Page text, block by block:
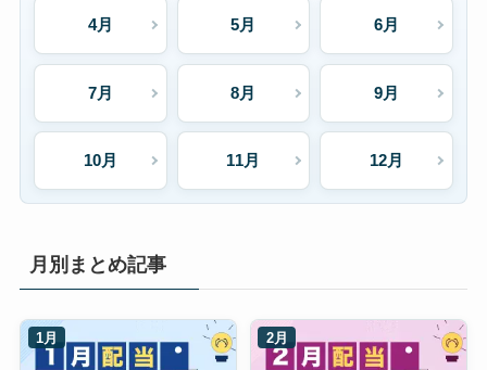
4月 5月 6月
7月 8月 9月
10月 11月 12月
月別まとめ記事
1月 2月